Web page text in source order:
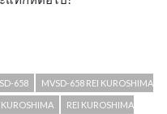
658 MVSD-658 REI KUROSHIMA
KUROSHIMA REI KUROSHIMA